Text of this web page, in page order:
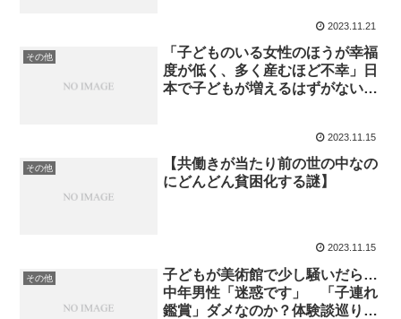
2023.11.21
その他
「子どものいる女性のほうが幸福
度が低く、多く産むほど不幸」日
本で子どもが増えるはずがない当
2023.11.15
その他
【共働きが当たり前の世の中なの
にどんどん貧困化する謎】
2023.11.15
その他
子どもが美術館で少し騒いだら…
中年男性「迷惑です」 「子連れ
鑑賞」ダメなのか？体験談巡り